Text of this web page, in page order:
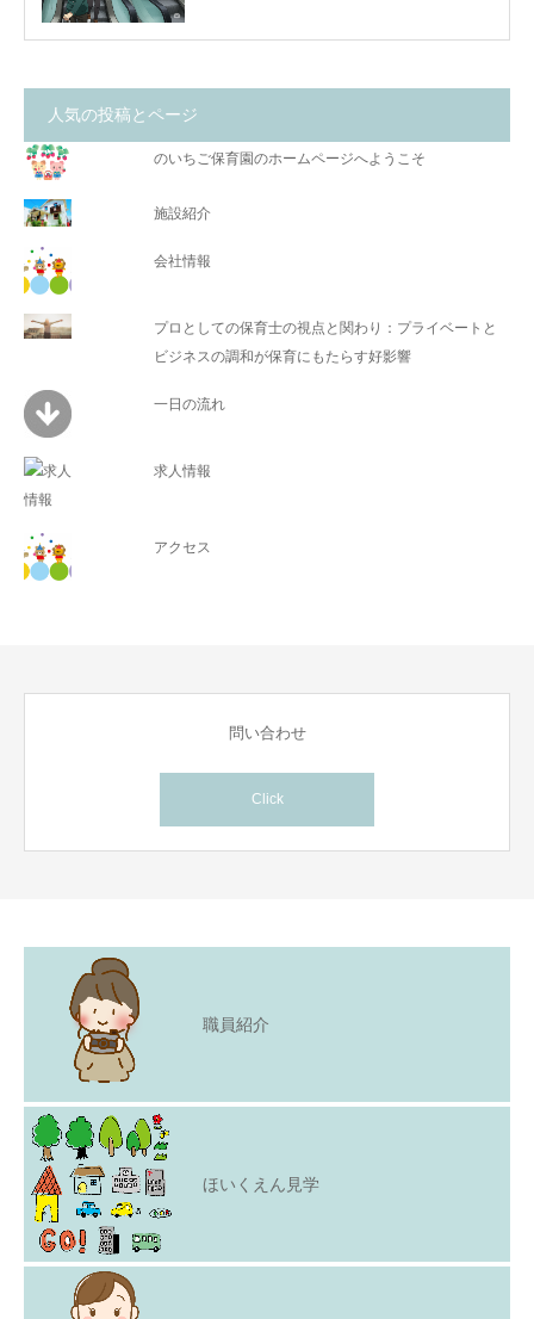
人気の投稿とページ
のいちご保育園のホームページへようこそ
施設紹介
会社情報
プロとしての保育士の視点と関わり：プライベートと
ビジネスの調和が保育にもたらす好影響
一日の流れ
求人情報
アクセス
問い合わせ
Click
職員紹介
ほいくえん見学